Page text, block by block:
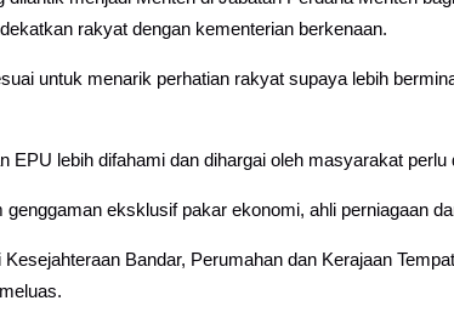
rakyat dengan kementerian berkenaan.
untuk menarik perhatian rakyat supaya lebih
EPU lebih difahami dan dihargai oleh masyarakat perlu
eksklusif pakar ekonomi, ahli perniagaan
Bandar, Perumahan dan Kerajaan